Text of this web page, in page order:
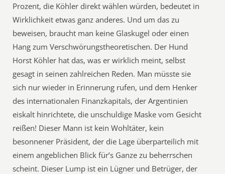
Prozent, die Köhler direkt wählen würden, bedeutet in
Wirklichkeit etwas ganz anderes. Und um das zu
beweisen, braucht man keine Glaskugel oder einen
Hang zum Verschwörungstheoretischen. Der Hund
Horst Köhler hat das, was er wirklich meint, selbst
gesagt in seinen zahlreichen Reden. Man müsste sie
sich nur wieder in Erinnerung rufen, und dem Henker
des internationalen Finanzkapitals, der Argentinien
eiskalt hinrichtete, die unschuldige Maske vom Gesicht
reißen! Dieser Mann ist kein Wohltäter, kein
besonnener Präsident, der die Lage überparteilich mit
einem angeblichen Blick für’s Ganze zu beherrschen
scheint. Dieser Lump ist ein Lügner und Betrüger, der